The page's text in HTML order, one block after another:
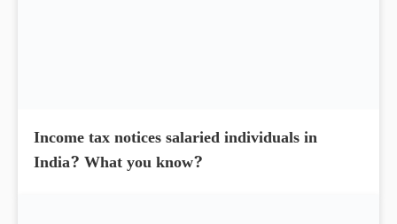
Income tax notices salaried individuals in
India? What you know?